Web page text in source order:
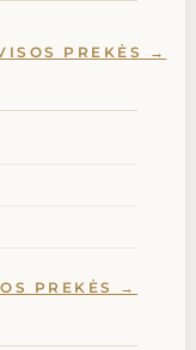
PREKĖS →
PREKĖS →